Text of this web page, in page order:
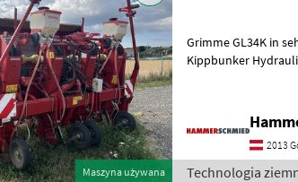
Maszyna używana
Grimme GL34K in sehr gutem
Kippbunker Hydraulische
2013
Technologia